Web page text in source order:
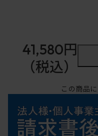
41,580円
（税込）
この商品